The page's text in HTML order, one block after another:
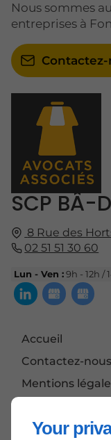
Your
SCP BÂ-
8 Rue des
02 51 51 30 60
Lun - Ven :9h - 12h /
Accueil
Contactez-nous
Mentions
Nous sommes
entreprises à